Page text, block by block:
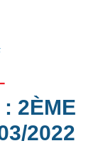
2ÈME
2022